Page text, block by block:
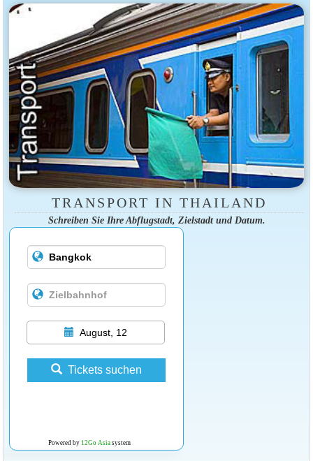
TRANSPORT IN THAILAND
Schreiben Sie Ihre Abflugstadt, Zielstadt und Datum.
August, 12
Tickets suchen
Powered by 12Go Asiasystem